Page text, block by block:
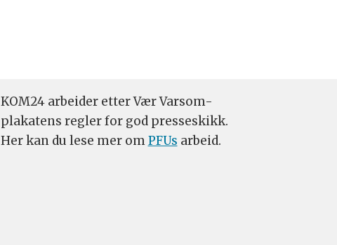
KOM24 arbeider etter Vær Varsom-
plakatens regler for god presseskikk.
Her kan du lese mer omPFUs arbeid.